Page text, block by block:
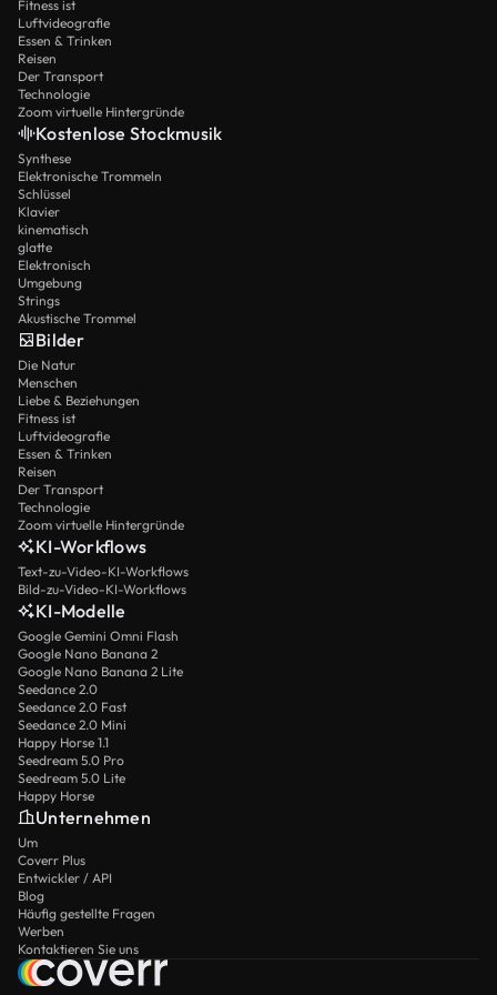
Fitness ist
Luftvideografie
Essen & Trinken
Reisen
Der Transport
Technologie
Zoom virtuelle Hintergründe
Kostenlose Stockmusik
Synthese
Elektronische Trommeln
Schlüssel
Klavier
kinematisch
glatte
Elektronisch
Umgebung
Strings
Akustische Trommel
Bilder
Die Natur
Menschen
Liebe & Beziehungen
Fitness ist
Luftvideografie
Essen & Trinken
Reisen
Der Transport
Technologie
Zoom virtuelle Hintergründe
KI-Workflows
Text-zu-Video-KI-Workflows
Bild-zu-Video-KI-Workflows
KI-Modelle
Google Gemini Omni Flash
Google Nano Banana 2
Google Nano Banana 2 Lite
Seedance 2.0
Seedance 2.0 Fast
Seedance 2.0 Mini
Happy Horse 1.1
Seedream 5.0 Pro
Seedream 5.0 Lite
Happy Horse
Unternehmen
Um
Coverr Plus
Entwickler / API
Blog
Häufig gestellte Fragen
Werben
Kontaktieren Sie uns